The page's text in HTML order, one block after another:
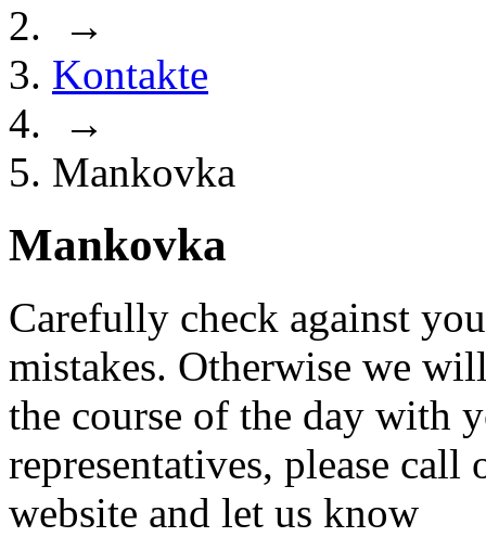
→
Kontakte
→
Mankovka
Mankovka
Carefully check against
mistakes. Otherwise we
the course of the day with
representatives, please
website and let us know